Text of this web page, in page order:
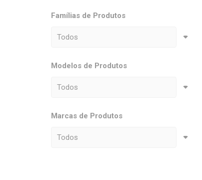
Famílias de Produtos
Modelos de Produtos
Marcas de Produtos